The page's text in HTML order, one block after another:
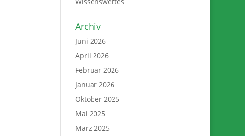
Archiv
Juni 2026
April 2026
Februar 2026
Januar 2026
Oktober 2025
Mai 2025
März 2025